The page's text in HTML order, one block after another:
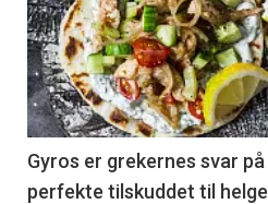
akkurat
nå
-
6
Gyros er grekernes svar
perfekte tilskuddet til